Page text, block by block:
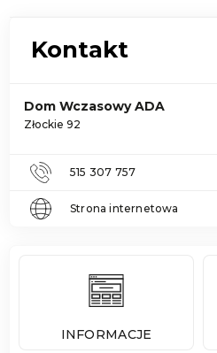
Kontakt
Dom Wczasowy ADA
Złockie 92
515 307 757
Strona internetowa
INFORMACJE